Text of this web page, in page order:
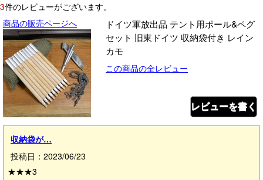
3件のレビューがございます。
商品の販売ページへ
ドイツ軍放出品 テント用ポール&ペグ
セット 旧東ドイツ 収納袋付き レイン
カモ
この商品の全レビュー
レビューを書く
収納袋が…
投稿日：2023/06/23
★★★3